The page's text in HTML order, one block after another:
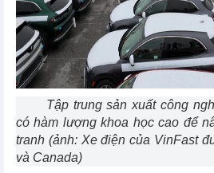
Tập trung sản xuất công
có hàm lượng khoa học cao để
tranh (ảnh: Xe điện của VinFast
và Canada)